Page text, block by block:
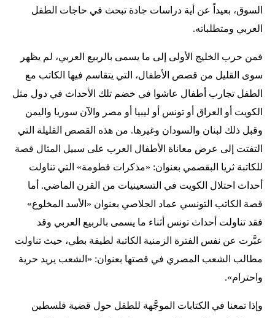
السوق، بعيداً عن أية دراسات جادة تبحث في حاجات الطفل
العربي ومتطلباته.
فمن حرب الخليج الأولى إلى ما يسمى بالربيع العربي، لم يظهر
سوى القليل من قصص الأطفال، التي يتقاسم فيها الكاتب مع
الطفل تجارب أطفال عاشوا في خضم تلك الأحداث في دول مثل
الكويت أو العراق أو تونس أو ليبيا أو مصر والآن سوريا واليمن
وقبل ذلك لبنان والسودان وغيرها. من هذه القصص القليلة التي
التفتت إلى عرض معاناة الأطفال العرب على سبيل المثال قصة
للكاتبة ثريا البقصمي بعنوان: «مذكرات فطومة» التي تناولت
أحداث احتلال الكويت في التسعينيات من القرن الماضي. أما
قصة الكاتب التونسي عماد الجلاصي بعنوان «الأسد المخلوع»
فقد تناولت أحداث تونس أثناء ما يسمى بالربيع العربي وقد
عبَّرت عن نفس الفترة الزمنية الكاتبة لطيفة بطي، حيث تناولت
مطالب الشعب المصري في قصتها بعنوان: «الشعب يريد حرية
واحترام».
وإذا تمعنا في الكتابات الموجَّهة للطفل حول قضية فلسطين